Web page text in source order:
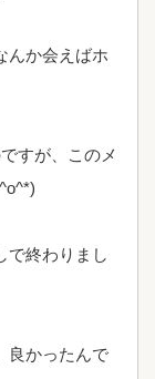
んか会えばホ
すが、このメ
で終わりまし
良かったんで